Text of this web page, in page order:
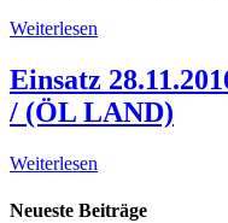
Weiterlesen
Einsatz
/ (ÖL LAND)
Weiterlesen
Neueste Beiträge